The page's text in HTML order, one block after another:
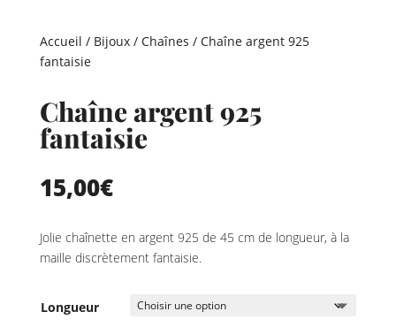
Accueil / Bijoux/ Chaînes / Chaîne argent 925
fantaisie
Chaîne argent 925
fantaisie
15,00€
Jolie chaînette en argent 925 de 45 cm de longueur, à la
maille discrètement fantaisie.
Longueur